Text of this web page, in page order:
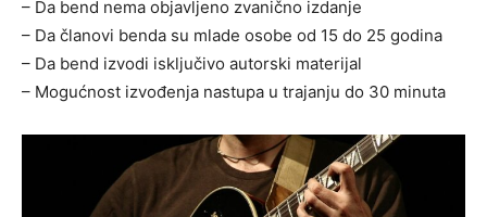
– Da bend nema objavljeno zvanično izdanje
– Da članovi benda su mlade osobe od 15 do 25 godina
– Da bend izvodi isključivo autorski materijal
– Mogućnost izvođenja nastupa u trajanju do 30 minuta